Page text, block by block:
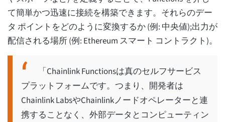
て簡単かつ迅速に接続を構築できます。それらのデー
タ ポイントをどのように変換するか (例: 中央値);出力が
配信される場所 (例: Ethereum スマート コントラクト)。
「Chainlink Functionsは真のセルフサービス
プラットフォームです。つまり、開発者は
Chainlink LabsやChainlinkノードオペレーターと連
携することなく、外部データとコンピューティン